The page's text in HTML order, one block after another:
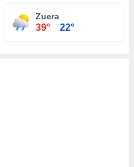
Zuera
39° 22°